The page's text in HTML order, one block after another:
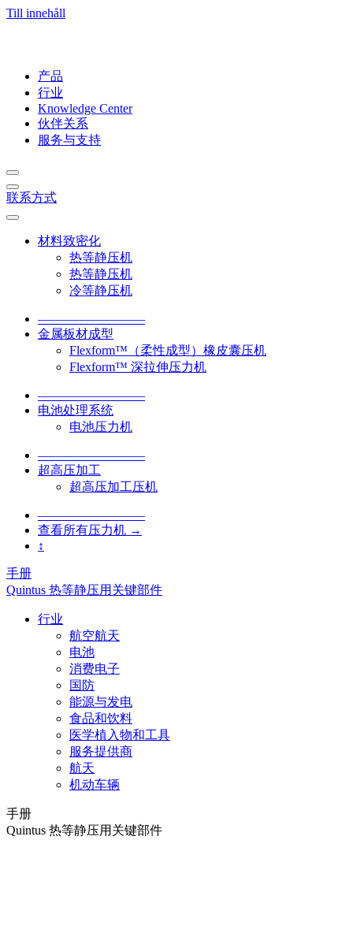
Till innehåll
产品
行业
Knowledge Center
伙伴关系
服务与支持
联系方式
材料致密化
热等静压机
热等静压机
冷等静压机
–––––––––––––––––
金属板材成型
Flexform™（柔性成型）橡皮囊压机
Flexform™ 深拉伸压力机
–––––––––––––––––
电池处理系统
电池压力机
–––––––––––––––––
超高压加工
超高压加工压机
–––––––––––––––––
查看所有压力机 →
↕
手册
Quintus 热等静压用关键部件
行业
航空航天
电池
消费电子
国防
能源与发电
食品和饮料
医学植入物和工具
服务提供商
航天
机动车辆
手册
Quintus 热等静压用关键部件